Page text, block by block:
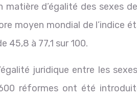
d’égalité des sexes
moyen mondial de l’indice
45,8 à 77,1 sur 100.
juridique entre les
réformes ont été